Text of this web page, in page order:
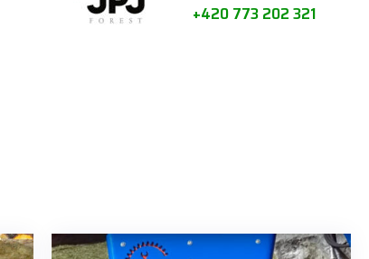
+420 773 202 321